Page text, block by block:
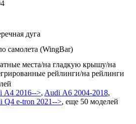
дуга
самолета (WingBar)
места/на гладкую крышу/на
рейлинги/на рейлинги
A4 2016-->, Audi A6 2004-2018,
Q4 e-tron 2021-->, еще 50 моделей